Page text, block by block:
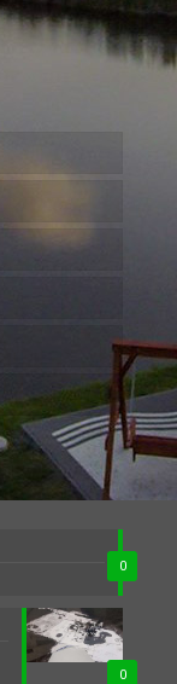
0
0